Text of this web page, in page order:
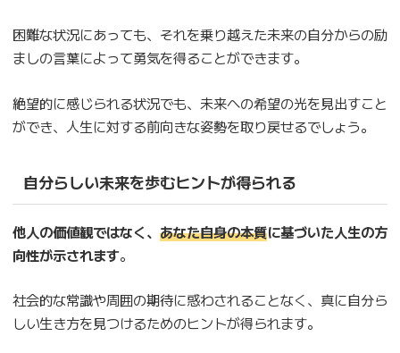
困難な状況にあっても、それを乗り越えた未来の自分からの励
ましの言葉によって勇気を得ることができます。
絶望的に感じられる状況でも、未来への希望の光を見出すこと
ができ、人生に対する前向きな姿勢を取り戻せるでしょう。
自分らしい未来を歩むヒントが得られる
他人の価値観ではなく、 あなた自身の本質に基づいた人生の方
向性が示されます。
社会的な常識や周囲の期待に惑わされることなく、真に自分ら
しい生き方を見つけるためのヒントが得られます。